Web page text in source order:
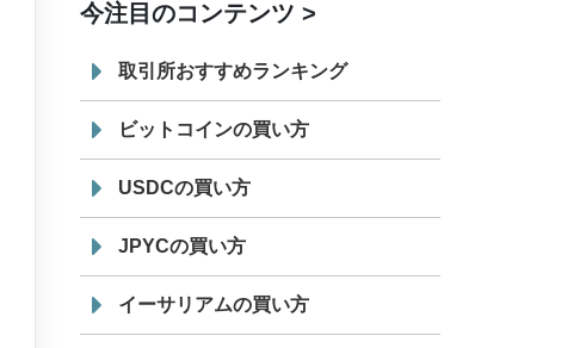
19:30
てステーブルコイン「JPYSC」徹底解
説セミナーを開催
今注目のコンテンツ
取引所おすすめランキング
ビットコインの買い方
USDCの買い方
JPYCの買い方
イーサリアムの買い方